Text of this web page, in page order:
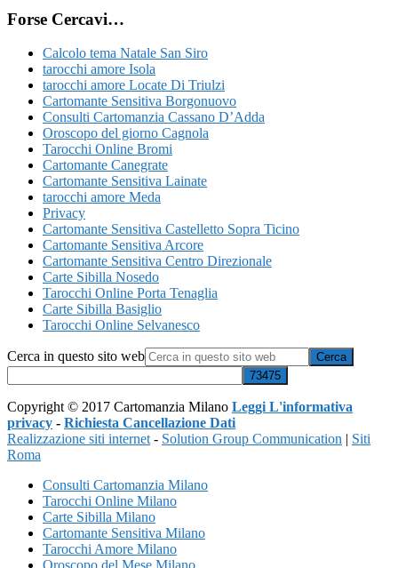
Forse Cercavi…
Calcolo tema Natale San Siro
tarocchi amore Isola
tarocchi amore Locate Di Triulzi
Cartomante Sensitiva Borgonuovo
Consulti Cartomanzia Cassano D’Adda
Oroscopo del giorno Cagnola
Tarocchi Online Bromi
Cartomante Canegrate
Cartomante Sensitiva Lainate
tarocchi amore Meda
Privacy
Cartomante Sensitiva Castelletto Sopra Ticino
Cartomante Sensitiva Arcore
Cartomante Sensitiva Centro Direzionale
Carte Sibilla Nosedo
Tarocchi Online Porta Tenaglia
Carte Sibilla Basiglio
Tarocchi Online Selvanesco
Cerca in questo sito web
Copyright © 2017 Cartomanzia Milano Leggi L'informativa
privacy - Richiesta Cancellazione Dati
Realizzazione siti internet- Solution Group Communication | Siti
Roma
Consulti Cartomanzia Milano
Tarocchi Online Milano
Carte Sibilla Milano
Cartomante Sensitiva Milano
Tarocchi Amore Milano